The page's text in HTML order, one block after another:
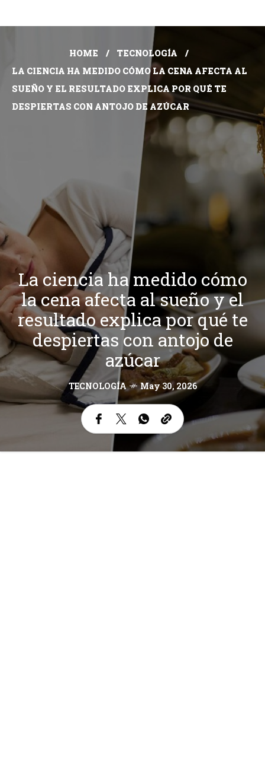
HOME
TECNOLOGÍA
LA CIENCIA HA MEDIDO CÓMO LA CENA AFECTA AL
SUEÑO Y EL RESULTADO EXPLICA POR QUÉ TE
DESPIERTAS CON ANTOJO DE AZÚCAR
La ciencia ha medido cómo
la cena afecta al sueño y el
resultado explica por qué te
despiertas con antojo de
azúcar
TECNOLOGÍA May 30, 2026